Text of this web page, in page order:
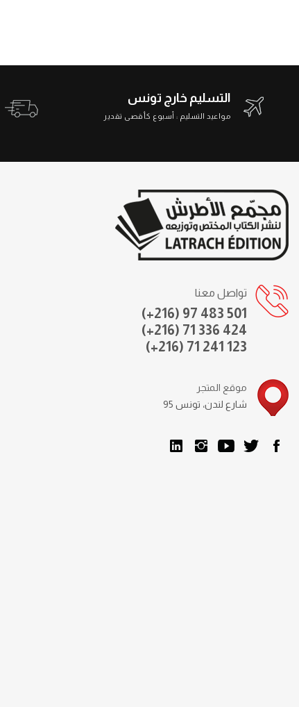
التسليم خارج تونس
مواعيد التسليم : أسبوع كأقصى تقدير
تواصل معنا
(+216) 97 483 501
(+216) 71 336 424
(+216) 71 241 123
موقع المتجر
95 شارع لندن، تونس